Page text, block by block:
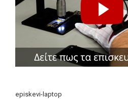
episkevi-laptop